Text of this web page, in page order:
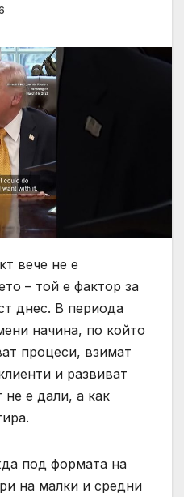
вече не е
– той е фактор за
днес. В периода
начина, по който
процеси, взимат
и развиват
не е дали, а как
под формата на
на малки и средни